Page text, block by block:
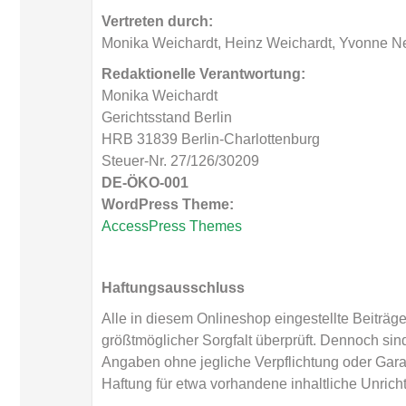
Vertreten durch:
Monika Weichardt, Heinz Weichardt, Yvonne
Redaktionelle Verantwortung:
Monika Weichardt
Gerichtsstand Berlin
HRB 31839 Berlin-Charlottenburg
Steuer-Nr. 27/126/30209
DE-ÖKO-001
WordPress Theme:
AccessPress Themes
Haftungsausschluss
Alle in diesem Onlineshop eingestellte
größtmöglicher Sorgfalt überprüft. Dennoch
Angaben ohne jegliche Verpflichtung oder
Haftung für etwa vorhandene inhaltliche